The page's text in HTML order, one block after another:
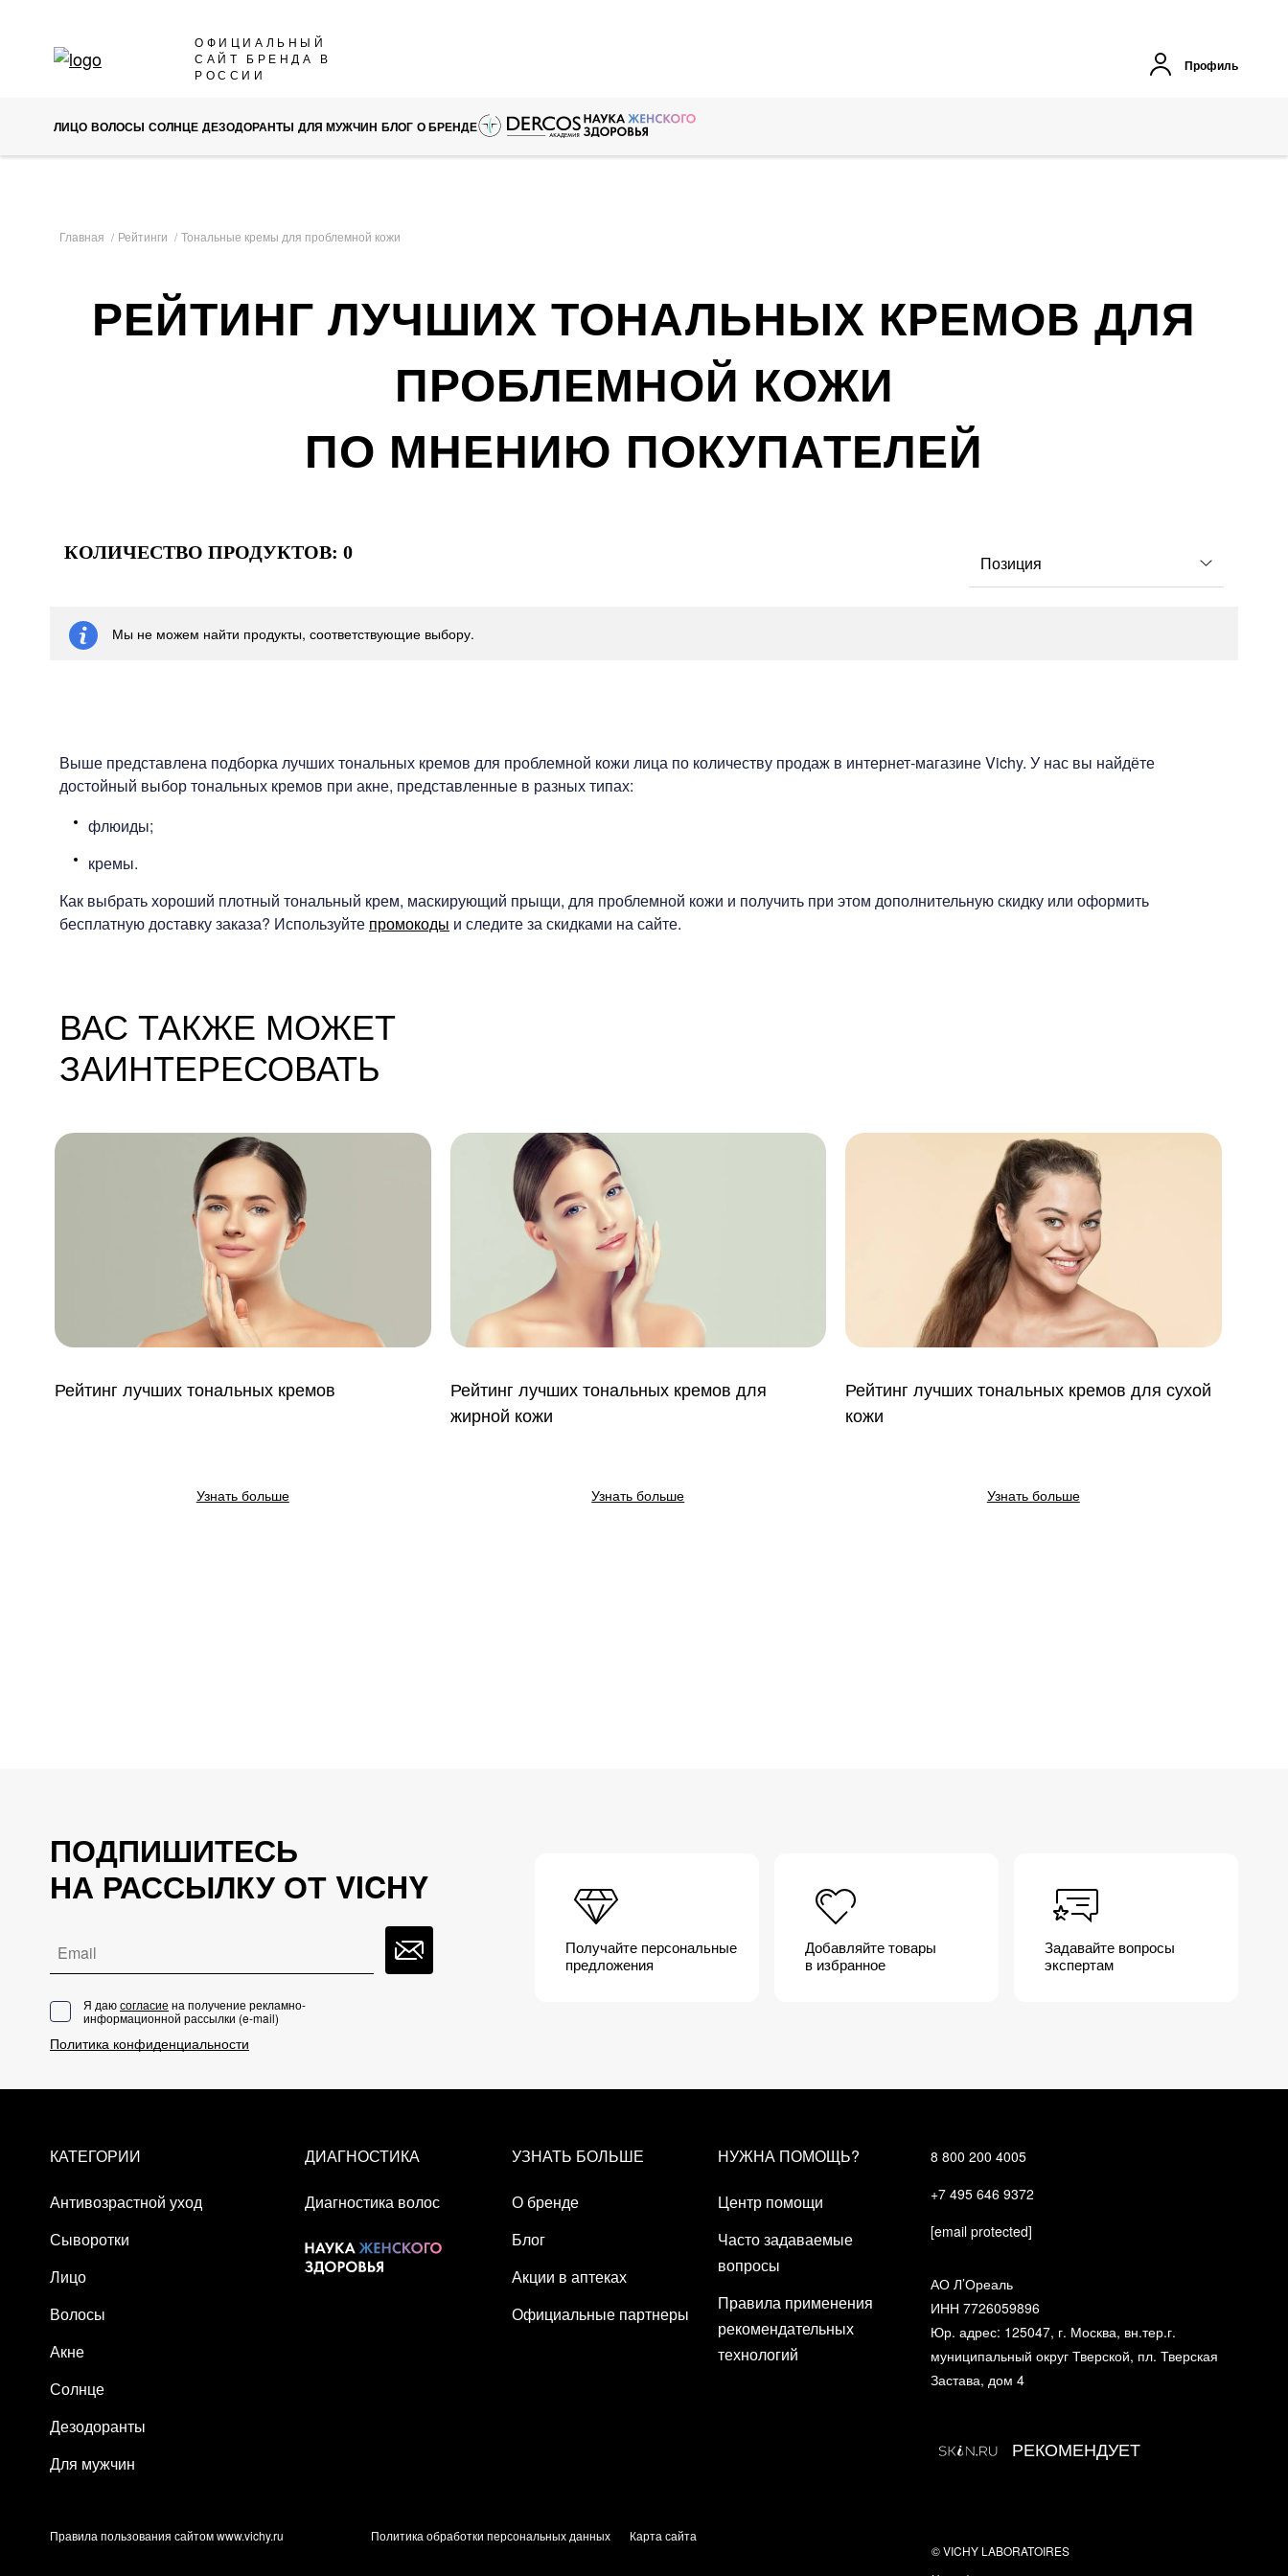
ОФИЦИАЛЬНЫЙ
САЙТ БРЕНДА В
РОССИИ
Профиль
ЛИЦО ВОЛОСЫ СОЛНЦЕ ДЕЗОДОРАНТЫ ДЛЯ МУЖЧИН БЛОГ О БРЕНДЕ
Главная Рейтинги Тональные кремы для проблемной кожи
РЕЙТИНГ ЛУЧШИХ ТОНАЛЬНЫХ КРЕМОВ ДЛЯ
ПРОБЛЕМНОЙ КОЖИ
ПО МНЕНИЮ ПОКУПАТЕЛЕЙ
КОЛИЧЕСТВО ПРОДУКТОВ: 0
Мы не можем найти продукты, соответствующие выбору.
Выше представлена подборка лучших тональных кремов для проблемной кожи лица по количеству продаж в интернет-магазине Vichy. У нас вы найдёте
достойный выбор тональных кремов при акне, представленные в разных типах:
флюиды;
кремы.
Как выбрать хороший плотный тональный крем, маскирующий прыщи, для проблемной кожи и получить при этом дополнительную скидку или оформить
бесплатную доставку заказа? Используйте промокоды и следите за скидками на сайте.
ВАС ТАКЖЕ МОЖЕТ
ЗАИНТЕРЕСОВАТЬ
Рейтинг лучших тональных кремов
Узнать больше
Рейтинг лучших тональных кремов для
жирной кожи
Узнать больше
Рейтинг лучших тональных кремов для сухой
кожи
Узнать больше
ПОДПИШИТЕСЬ
НА РАССЫЛКУ ОТ VICHY
Получайте персональные
предложения
Добавляйте товары
в избранное
Задавайте вопросы
экспертам
Email
Я даюсогласие на получение рекламно-
информационной рассылки (e-mail)
Политика конфиденциальности
8 800 200 4005
+7 495 646 9372
[email protected]
АО Л’Ореаль
ИНН 7726059896
Юр. адрес: 125047, г. Москва, вн.тер.г.
муниципальный округ Тверской, пл. Тверская
Застава, дом 4
РЕКОМЕНДУЕТ
КАТЕГОРИИ
Антивозрастной уход
Сыворотки
Лицо
Волосы
Акне
Солнце
Дезодоранты
Для мужчин
ДИАГНОСТИКА
Диагностика волос
УЗНАТЬ БОЛЬШЕ
О бренде
Блог
Акции в аптеках
Официальные партнеры
НУЖНА ПОМОЩЬ?
Центр помощи
Часто задаваемые
вопросы
Правила применения
рекомендательных
технологий
Правила пользования сайтом www.vichy.ru Политика обработки персональных данных
Карта сайта
© VICHY LABORATOIRES